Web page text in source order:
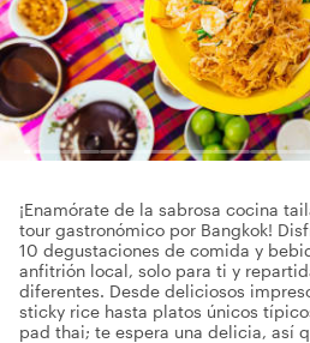
¡Enamórate de la sabrosa cocina
tour gastronómico por Bangkok!
10 degustaciones de comida y
anfitrión local, solo para ti y
diferentes. Desde deliciosos
sticky rice hasta platos únicos
pad thai; te espera una delicia, así